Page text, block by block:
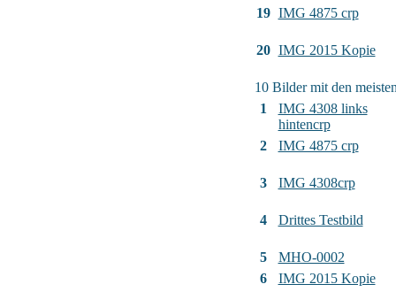
19 IMG 4875 crp
20 IMG 2015 Kopie
10 Bilder mit den
1
IMG 4308 links
hintencrp
2
IMG 4875 crp
3 IMG 4308crp
4 Drittes Testbild
5
MHO-0002
6
IMG 2015 Kopie